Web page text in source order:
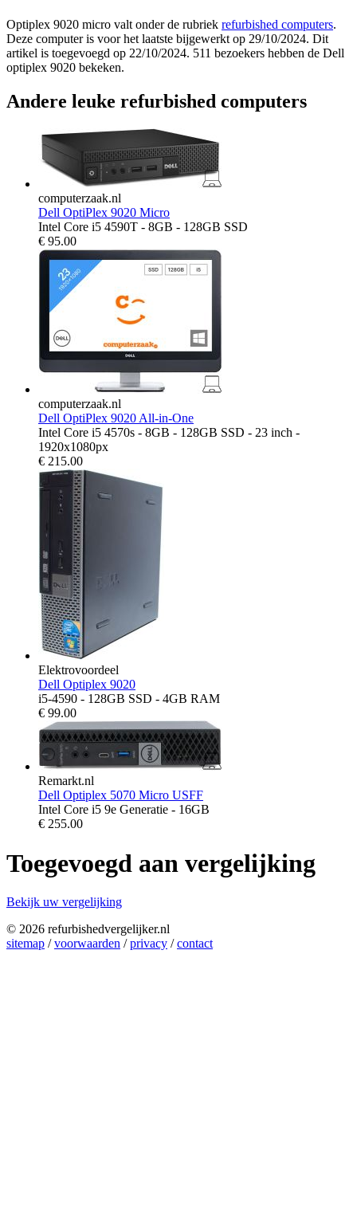
Optiplex 9020 micro valt onder de rubriek refurbished computers.
Deze computer is voor het laatste bijgewerkt op 29/10/2024. Dit
artikel is toegevoegd op 22/10/2024. 511 bezoekers hebben de Dell
optiplex 9020 bekeken.
Andere leuke refurbished computers
computerzaak.nl
Dell OptiPlex 9020 Micro
Intel Core i5 4590T - 8GB - 128GB SSD
€ 95.00
computerzaak.nl
Dell OptiPlex 9020 All-in-One
Intel Core i5 4570s - 8GB - 128GB SSD - 23 inch -
1920x1080px
€ 215.00
Elektrovoordeel
Dell Optiplex 9020
i5-4590 - 128GB SSD - 4GB RAM
€ 99.00
Remarkt.nl
Dell Optiplex 5070 Micro USFF
Intel Core i5 9e Generatie - 16GB
€ 255.00
Toegevoegd aan vergelijking
Bekijk uw vergelijking
© 2026 refurbishedvergelijker.nl
sitemap /voorwaarden /privacy /contact